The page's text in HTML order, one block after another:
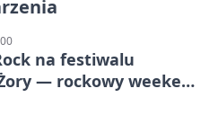
na festiwalu
— rockowy weekend